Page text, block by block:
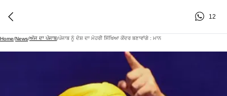
12
Home/News/ਅੱਜ ਦਾ ਪੰਜਾਬ/ਪੰਜਾਬ ਨੂੰ ਦੇਸ਼ ਦਾ ਮੋਹਰੀ ਸਿੱਖਿਆ ਕੇਂਦਰ ਬਣਾਵਾਂਗੇ : ਮਾਨ